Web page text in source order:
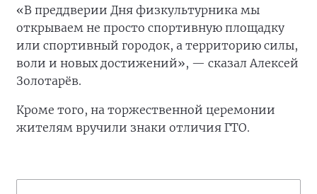
«В преддверии Дня физкультурника мы
открываем не просто спортивную площадку
или спортивный городок, а территорию силы,
воли и новых достижений», — сказал Алексей
Золотарёв.
Кроме того, на торжественной церемонии
жителям вручили знаки отличия ГТО.